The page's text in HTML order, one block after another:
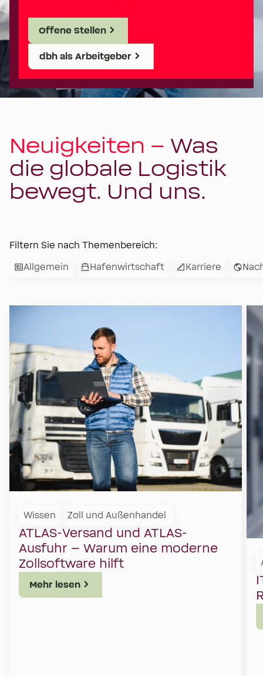
Offene Stellen
dbh als Arbeitgeber
Neuigkeiten – Was
die globale Logistik
bewegt. Und uns.
Filtern Sie nach Themenbereich:
Allgemein Hafenwirtschaft Karriere
Wissen Zoll und Außenhandel
ATLAS-Versand und ATLAS-
Ausfuhr – Warum eine moderne
Zollsoftware hilft
Mehr lesen